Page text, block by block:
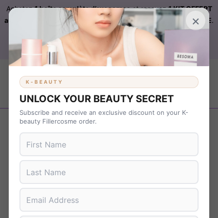
Achetez1 boîte complète d’exosomeset recevez1 KIT OFFERT
automatiquement ajouté à votre commande sur FILLERCOSME.
Livraison OFFERTE KBEAUTYdès 899 € d’achat. Code :
B37NS7T9
Revenir en arrière
Promo !
×
K-BEAUTY
UNLOCK YOUR BEAUTY SECRET
Subscribe and receive an exclusive discount on your K-
beauty Fillercosme order.